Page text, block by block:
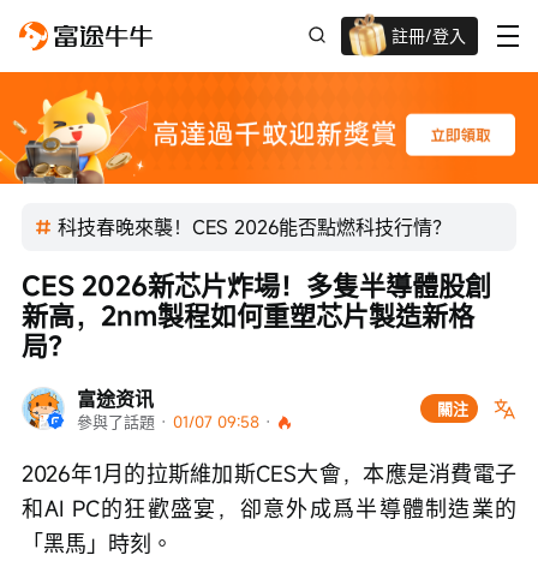
註冊/登入
科技春晚來襲！CES 2026能否點燃科技行情？
富途资讯
參與了話題 · 01/07 09:58 ·
關注
CES 2026新芯片炸場！多隻半導體股創
新高，2nm製程如何重塑芯片製造新格
局？
2026年1月的拉斯維加斯CES大會，本應是消費電子
和AI PC的狂歡盛宴，卻意外成爲半導體制造業的
「黑馬」時刻。